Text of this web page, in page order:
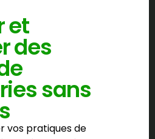
et
des
sans
vos pratiques de